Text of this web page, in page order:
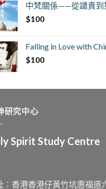
中梵關係——從譴責到
$100
Falling in Love with
$100
研究中心
Spirit Study Centre
︰香港香港仔黃竹坑惠福道